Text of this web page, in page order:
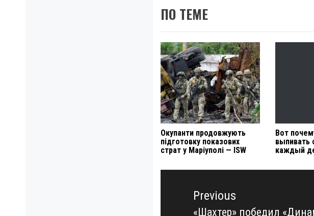
ПО ТЕМЕ
Окупанти продовжують
підготовку показових
страт у Маріуполі — ISW
Вот
выпивать
каждый
Навигация
записямPrevious
«Шахтер» победил